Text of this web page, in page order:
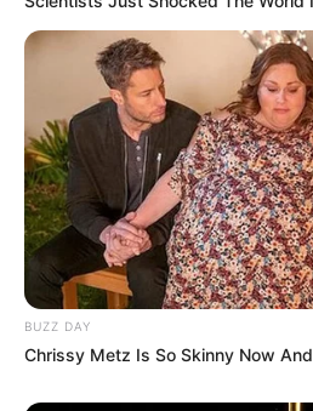
BUZZ DAY
Chrissy Metz Is So Skinny Now